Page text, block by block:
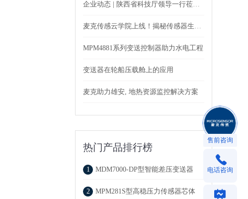
企业动态 | 陕西省科技厅领导一行莅临考察，麦克传感荣获肯定
麦克传感云学院上线！揭秘传感器生产工厂二三事
MPM4881系列变送控制器助力水电工程
变送器在轮船压载舱上的应用
麦克助力雄安, 地热资源监控解决方案
热门产品排行榜
1 MDM7000-DP型智能差压变送器
2 MPM281S型高稳压力传感器芯体
售前咨询
电话咨询